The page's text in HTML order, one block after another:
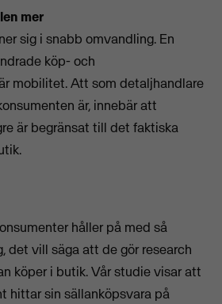
mer
sig i snabb omvandling. En
köp- och
mobilitet. Att som detaljhandlare
är, innebär att
är begränsat till det faktiska
håller på med så
det vill säga att de gör research
köper i butik. Vår studie visar att
hittar sin sällanköpsvara på